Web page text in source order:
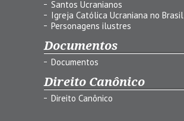
Santos Ucranianos
Igreja Católica Ucraniana no Brasil
Personagens ilustres
Documentos
Documentos
Direito Canônico
Direito Canônico